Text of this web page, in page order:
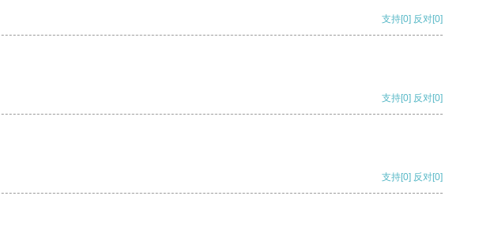
支持[0] 反对[0]
支持[0] 反对[0]
支持[0] 反对[0]